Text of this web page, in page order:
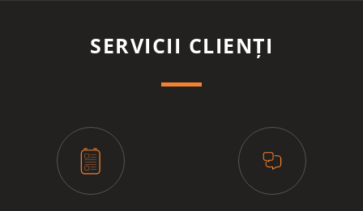
SERVICII CLIENȚI